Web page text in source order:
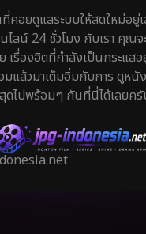
คอยดูแลระบบให้สดใหม่อยู่
ไลน์ 24 ชั่วโมง กับเรา คุณจ
เรื่องฮิตที่กำลังเป็นกระแส
แล้วมาเต็มอิ่มกับการ ดูห
ดไปพร้อมๆ กันที่นี่ได้เลยค